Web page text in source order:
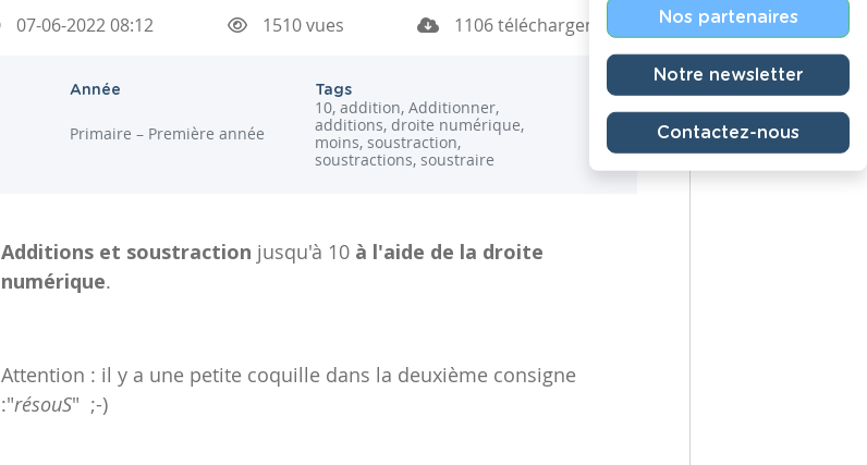
07-06-2022 08:12 1510 vues 1106 téléchargements
Année
Primaire – Première année
Tags
10, addition, Additionner,
additions, droite numérique,
moins, soustraction,
soustractions, soustraire
Additions et soustraction jusqu'à 10 à l'aide de la droite
numérique.
Attention : il y a une petite coquille dans la deuxième consigne
:"résouS" ;-)
Nos partenaires
Notre newsletter
Contactez-nous